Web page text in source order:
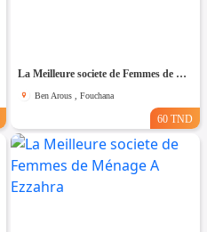
La Meilleure societe de Femmes de Ménage A Fouchana
Ben Arous , Fouchana
60 TND